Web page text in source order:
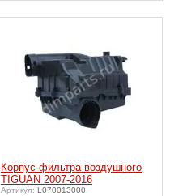
Корпус фильтра воздушного
TIGUAN 2007-2016
Артикул: L070013000